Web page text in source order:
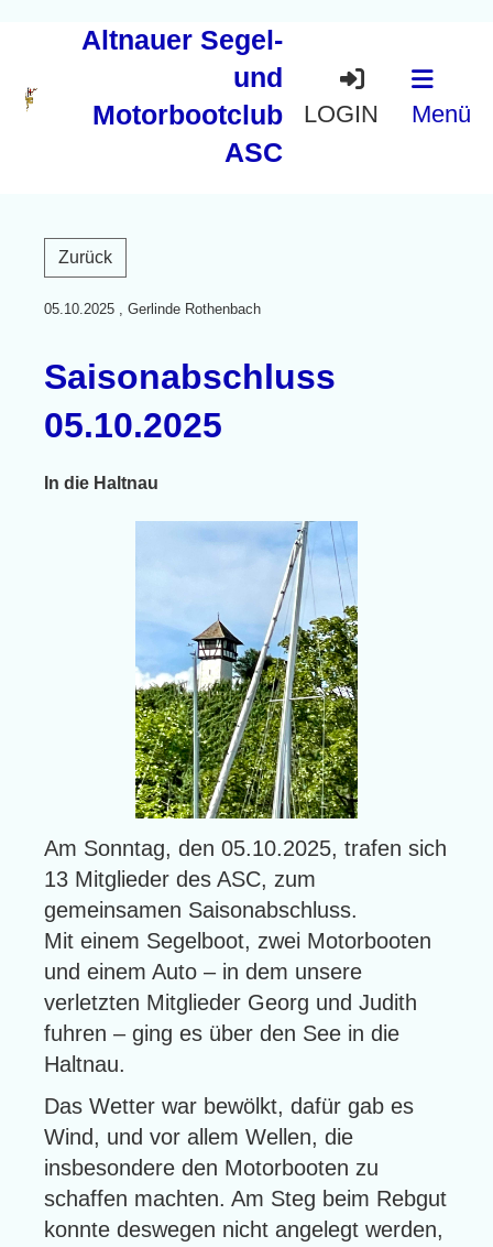
Altnauer Segel-
und
Motorbootclub
ASC
LOGIN Menü
Zurück
05.10.2025 , Gerlinde Rothenbach
Saisonabschluss
05.10.2025
In die Haltnau
Am Sonntag, den 05.10.2025, trafen sich
13 Mitglieder des ASC, zum
gemeinsamen Saisonabschluss.
Mit einem Segelboot, zwei Motorbooten
und einem Auto – in dem unsere
verletzten Mitglieder Georg und Judith
fuhren – ging es über den See in die
Haltnau.
Das Wetter war bewölkt, dafür gab es
Wind, und vor allem Wellen, die
insbesondere den Motorbooten zu
schaffen machten. Am Steg beim Rebgut
konnte deswegen nicht angelegt werden,